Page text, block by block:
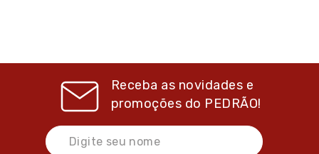
Receba as novidades e
promoções do PEDRÃO!